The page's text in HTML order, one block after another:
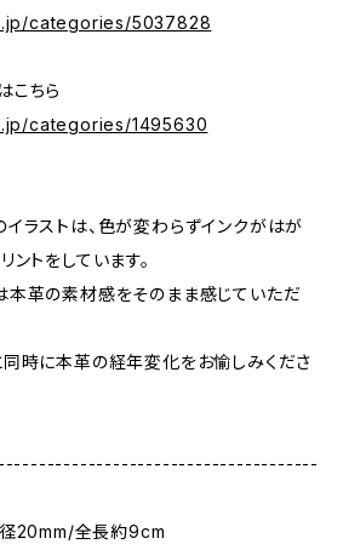
categories/5037828
こちら
categories/1495630
ラストは、色が変わらずインクがはが
トをしています。
本革の素材感をそのまま感じていただ
同時に本革の経年変化をお愉しみくださ
20mm/全長約9cm